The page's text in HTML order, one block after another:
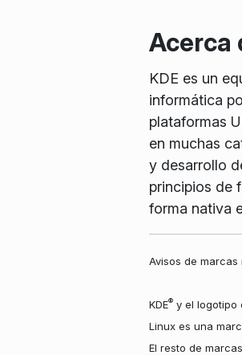
Acerca
KDE es un
informática
plataformas
en muchas
y desarrollo
principios de
forma nativa
Avisos de marcas
KDE®y el logotipo
Linux es una
El resto de